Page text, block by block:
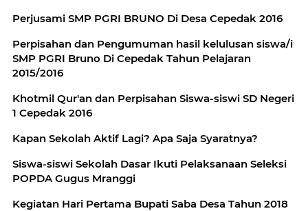
Perjusami SMP PGRI BRUNO Di Desa Cepedak 2016
Perpisahan dan Pengumuman hasil kelulusan siswa/i
SMP PGRI Bruno Di Cepedak Tahun Pelajaran
2015/2016
Khotmil Qur'an dan Perpisahan Siswa-siswi SD Negeri
1 Cepedak 2016
Kapan Sekolah Aktif Lagi? Apa Saja Syaratnya?
Siswa-siswi Sekolah Dasar Ikuti Pelaksanaan Seleksi
POPDA Gugus Mranggi
Kegiatan Hari Pertama Bupati Saba Desa Tahun 2018